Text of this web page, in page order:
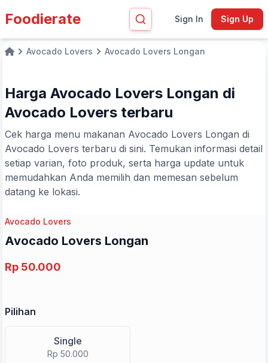
Foodierate Sign In Sign Up
HomeAvocado Lovers Avocado Lovers Longan
Harga Avocado Lovers Longan di
Avocado Lovers terbaru
Cek harga menu makanan Avocado Lovers Longan di
Avocado Lovers terbaru di sini. Temukan informasi detail
setiap varian, foto produk, serta harga update untuk
memudahkan Anda memilih dan memesan sebelum
datang ke lokasi.
Avocado Lovers
Avocado Lovers Longan
Rp 50.000
Pilihan
Single
Rp 50.000